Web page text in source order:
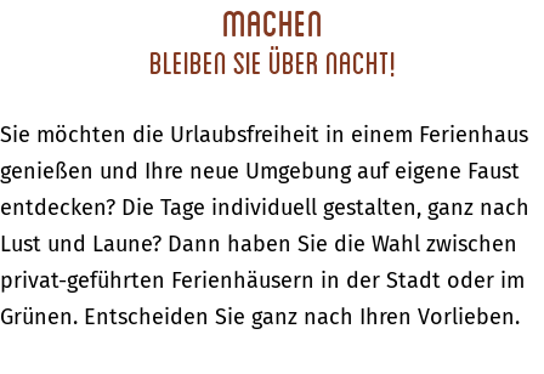
machen
Bleiben Sie über Nacht!
Sie möchten die Urlaubsfreiheit in einem Ferienhaus
genießen und Ihre neue Umgebung auf eigene Faust
entdecken? Die Tage individuell gestalten, ganz nach
Lust und Laune? Dann haben Sie die Wahl zwischen
privat-geführten Ferienhäusern in der Stadt oder im
Grünen. Entscheiden Sie ganz nach Ihren Vorlieben.